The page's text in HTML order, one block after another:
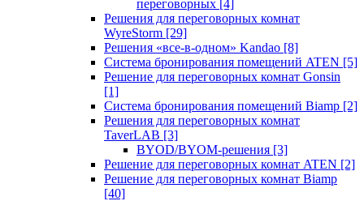
переговорных [4]
Решения для переговорных комнат
WyreStorm [29]
Решения «все-в-одном» Kandao [8]
Система бронирования помещений ATEN [5]
Решение для переговорных комнат Gonsin
[1]
Система бронирования помещений Biamp [2]
Решения для переговорных комнат
TaverLAB [3]
BYOD/BYOM-решения [3]
Решение для переговорных комнат ATEN [2]
Решение для переговорных комнат Biamp
[40]